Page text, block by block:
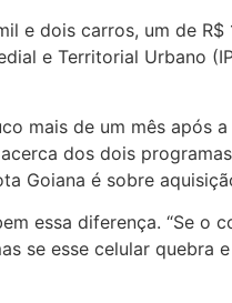
e dois carros, um de
e Territorial Urbano
mais de um mês após
dos dois
Goiana é sobre
essa diferença. “Se o
se esse celular quebra